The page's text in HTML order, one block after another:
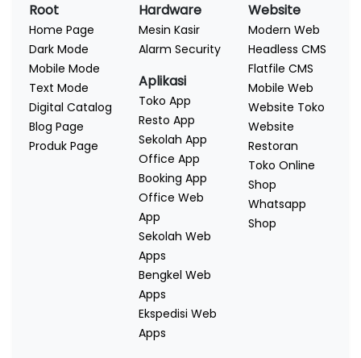
Root
Home Page
Dark Mode
Mobile Mode
Text Mode
Digital Catalog
Blog Page
Produk Page
Hardware
Mesin Kasir
Alarm Security
Aplikasi
Toko App
Resto App
Sekolah App
Office App
Booking App
Office Web
App
Sekolah Web
Apps
Bengkel Web
Apps
Ekspedisi Web
Apps
Website
Modern Web
Headless CMS
Flatfile CMS
Mobile Web
Website Toko
Website
Restoran
Toko Online
Shop
Whatsapp
Shop